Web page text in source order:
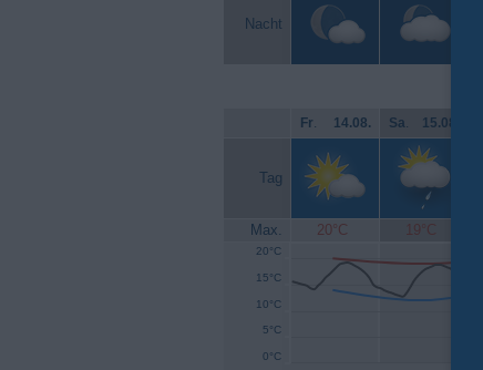
Nacht
Fr. 14.08. Sa. 15.08.
Tag
Max. 20°C 19°C
0°C
5°C
10°C
15°C
20°C